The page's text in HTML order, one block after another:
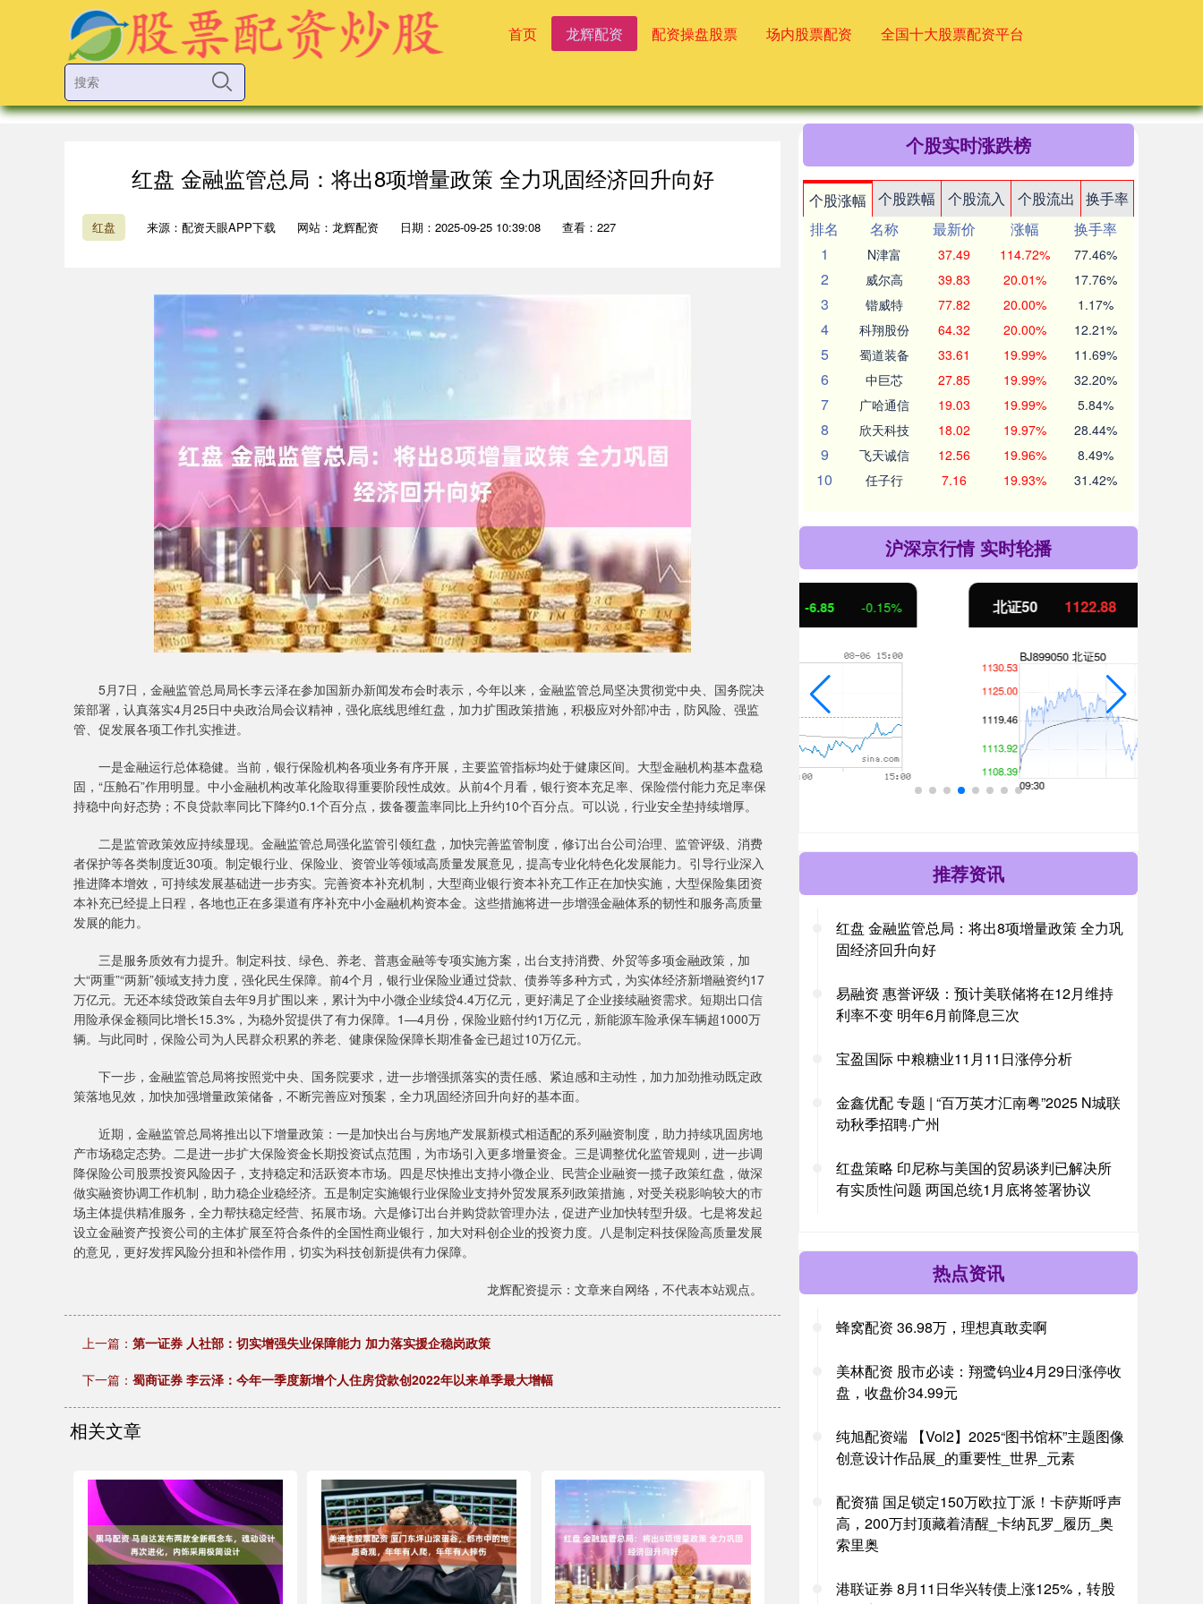
首页 龙辉配资 配资操盘股票 场内股票配资 全国十大股票配资平台
红盘 金融监管总局：将出8项增量政策 全力巩固经济回升向好
红盘 来源：配资天眼APP下载 网站：龙辉配资 日期：2025-09-25 10:39:08 查看：227
5月7日，金融监管总局局长李云泽在参加国新办新闻发布会时表示，今年以来，金融监管总局坚决贯彻党中央、国务院决
策部署，认真落实4月25日中央政治局会议精神，强化底线思维红盘，加力扩围政策措施，积极应对外部冲击，防风险、强监
管、促发展各项工作扎实推进。
一是金融运行总体稳健。当前，银行保险机构各项业务有序开展，主要监管指标均处于健康区间。大型金融机构基本盘稳
固，“压舱石”作用明显。中小金融机构改革化险取得重要阶段性成效。从前4个月看，银行资本充足率、保险偿付能力充足率保
持稳中向好态势；不良贷款率同比下降约0.1个百分点，拨备覆盖率同比上升约10个百分点。可以说，行业安全垫持续增厚。
二是监管政策效应持续显现。金融监管总局强化监管引领红盘，加快完善监管制度，修订出台公司治理、监管评级、消费
者保护等各类制度近30项。制定银行业、保险业、资管业等领域高质量发展意见，提高专业化特色化发展能力。引导行业深入
推进降本增效，可持续发展基础进一步夯实。完善资本补充机制，大型商业银行资本补充工作正在加快实施，大型保险集团资
本补充已经提上日程，各地也正在多渠道有序补充中小金融机构资本金。这些措施将进一步增强金融体系的韧性和服务高质量
发展的能力。
三是服务质效有力提升。制定科技、绿色、养老、普惠金融等专项实施方案，出台支持消费、外贸等多项金融政策，加
大“两重”“两新”领域支持力度，强化民生保障。前4个月，银行业保险业通过贷款、债券等多种方式，为实体经济新增融资约17
万亿元。无还本续贷政策自去年9月扩围以来，累计为中小微企业续贷4.4万亿元，更好满足了企业接续融资需求。短期出口信
用险承保金额同比增长15.3%，为稳外贸提供了有力保障。1—4月份，保险业赔付约1万亿元，新能源车险承保车辆超1000万
辆。与此同时，保险公司为人民群众积累的养老、健康保险保障长期准备金已超过10万亿元。
下一步，金融监管总局将按照党中央、国务院要求，进一步增强抓落实的责任感、紧迫感和主动性，加力加劲推动既定政
策落地见效，加快加强增量政策储备，不断完善应对预案，全力巩固经济回升向好的基本面。
近期，金融监管总局将推出以下增量政策：一是加快出台与房地产发展新模式相适配的系列融资制度，助力持续巩固房地
产市场稳定态势。二是进一步扩大保险资金长期投资试点范围，为市场引入更多增量资金。三是调整优化监管规则，进一步调
降保险公司股票投资风险因子，支持稳定和活跃资本市场。四是尽快推出支持小微企业、民营企业融资一揽子政策红盘，做深
做实融资协调工作机制，助力稳企业稳经济。五是制定实施银行业保险业支持外贸发展系列政策措施，对受关税影响较大的市
场主体提供精准服务，全力帮扶稳定经营、拓展市场。六是修订出台并购贷款管理办法，促进产业加快转型升级。七是将发起
设立金融资产投资公司的主体扩展至符合条件的全国性商业银行，加大对科创企业的投资力度。八是制定科技保险高质量发展
的意见，更好发挥风险分担和补偿作用，切实为科技创新提供有力保障。
龙辉配资提示：文章来自网络，不代表本站观点。
上一篇： 第一证券 人社部：切实增强失业保障能力 加力落实援企稳岗政策
下一篇： 蜀商证券 李云泽：今年一季度新增个人住房贷款创2022年以来单季最大增幅
相关文章
个股实时涨跌榜
个股涨幅 个股跌幅 个股流入 个股流出
换手率
排名
名称 最新价 涨幅
换手率
1
N津富 37.49 114.72% 77.46%
2 威尔高 39.83 20.01% 17.76%
3 锴威特 77.82 20.00% 1.17%
4 科翔股份 64.32 20.00% 12.21%
5 蜀道装备 33.61 19.99% 11.69%
6 中巨芯 27.85 19.99% 32.20%
7 广哈通信 19.03 19.99% 5.84%
8 欣天科技 18.02 19.97% 28.44%
9 飞天诚信 12.56 19.96% 8.49%
10 任子行 7.16 19.93% 31.42%
沪深京行情 实时轮播
深证成指 14110.12 -34.08 -0.24% 沪深300 4651.31 -6.85 北证50 3.42 0.30%
推荐资讯
红盘 金融监管总局：将出8项增量政策 全力巩
固经济回升向好
易融资 惠誉评级：预计美联储将在12月维持
利率不变 明年6月前降息三次
宝盈国际 中粮糖业11月11日涨停分析
金鑫优配 专题 | “百万英才汇南粤”2025 N城联
动秋季招聘·广州
红盘策略 印尼称与美国的贸易谈判已解决所
有实质性问题 两国总统1月底将签署协议
热点资讯
蜂窝配资 36.98万，理想真敢卖啊
美林配资 股市必读：翔鹭钨业4月29日涨停收
盘，收盘价34.99元
纯旭配资端 【Vol2】2025“图书馆杯”主题图像
创意设计作品展_的重要性_世界_元素
配资猫 国足锁定150万欧拉丁派！卡萨斯呼声
高，200万封顶藏着清醒_卡纳瓦罗_履历_奥
索里奥
港联证券 8月11日华兴转债上涨125%，转股